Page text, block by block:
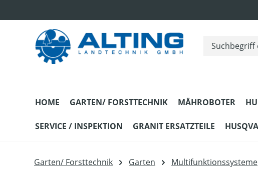
HOME GARTEN/ FORSTTECHNIK MÄHROBOTER
SERVICE / INSPEKTION GRANIT ERSATZTEILE
Garten/ Forsttechnik Garten Multifunktionssysteme